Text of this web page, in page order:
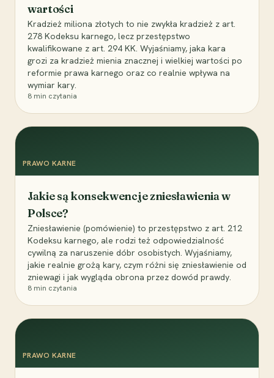
wartości
Kradzież miliona złotych to nie zwykła kradzież z art.
278 Kodeksu karnego, lecz przestępstwo
kwalifikowane z art. 294 KK. Wyjaśniamy, jaka kara
grozi za kradzież mienia znacznej i wielkiej wartości po
reformie prawa karnego oraz co realnie wpływa na
wymiar kary.
8 min czytania
PRAWO KARNE
Jakie są konsekwencje zniesławienia w
Polsce?
Zniesławienie (pomówienie) to przestępstwo z art. 212
Kodeksu karnego, ale rodzi też odpowiedzialność
cywilną za naruszenie dóbr osobistych. Wyjaśniamy,
jakie realnie grożą kary, czym różni się zniesławienie od
zniewagi i jak wygląda obrona przez dowód prawdy.
8 min czytania
PRAWO KARNE